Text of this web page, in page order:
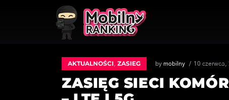
AKTUALNOŚCI ZASIEG by mobilny 10 czerwca,
ZASIĘG SIECI